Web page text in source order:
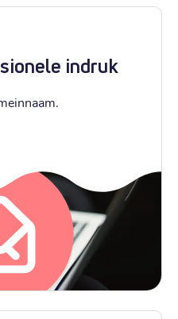
indruk